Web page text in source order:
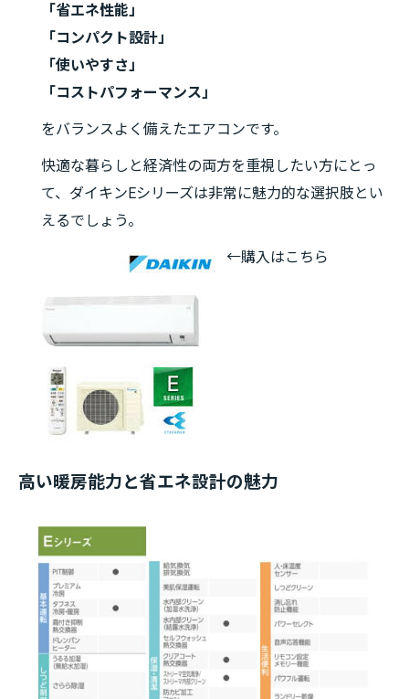
「省エネ性能」
「コンパクト設計」
「使いやすさ」
「コストパフォーマンス」
をバランスよく備えたエアコンです。
快適な暮らしと経済性の両方を重視したい方にとっ
て、ダイキンEシリーズは非常に魅力的な選択肢とい
えるでしょう。
←購入はこちら
高い暖房能力と省エネ設計の魅力